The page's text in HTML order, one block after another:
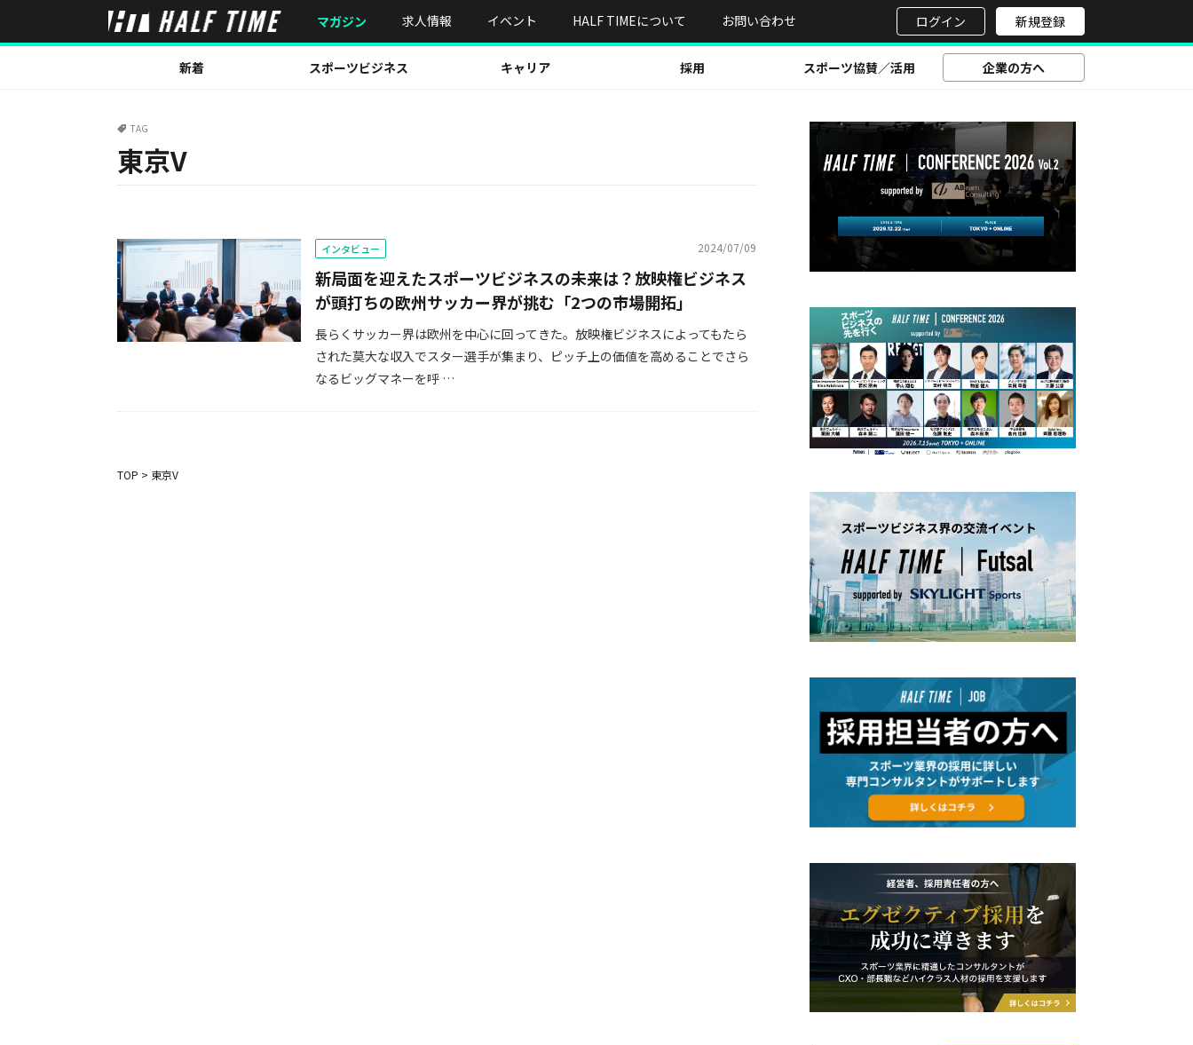
マガジン 求人情報 イベント HALF TIMEについて お問い合わせ ログイン 新規登録
新着 スポーツビジネス キャリア 採用 スポーツ協賛／活用 企業の方へ
TAG
東京V
インタビュー 2024/07/09
新局面を迎えたスポーツビジネスの未来は？放映権ビジネス
が頭打ちの欧州サッカー界が挑む「2つの市場開拓」
長らくサッカー界は欧州を中心に回ってきた。放映権ビジネスによってもたら
された莫大な収入でスター選手が集まり、ピッチ上の価値を高めることでさら
なるビッグマネーを呼 …
TOP > 東京V